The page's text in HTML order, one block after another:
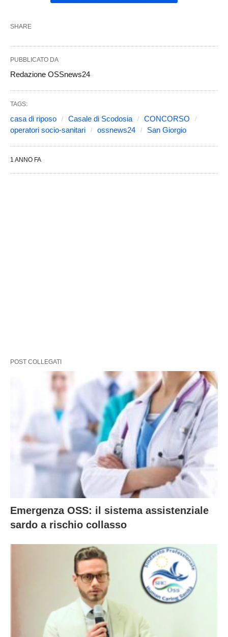
SHARE
PUBBLICATO DA
Redazione OSSnews24
TAGS:
casa di riposo Casale di Scodosia
CONCORSO
operatori socio-sanitari
ossnews24 San Giorgio
1 ANNO FA
POST COLLEGATI
Emergenza OSS: il sistema assistenziale
sardo a rischio collasso